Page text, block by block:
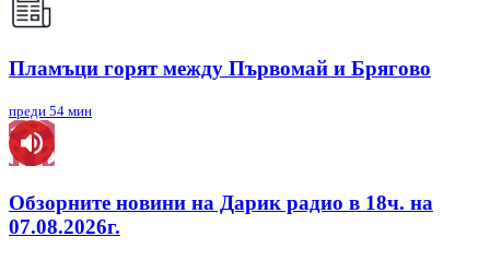
Пламъци горят между Първомай и Брягово
преди 54 мин
Обзорните новини на Дарик радио в 18ч. на
07.08.2026г.